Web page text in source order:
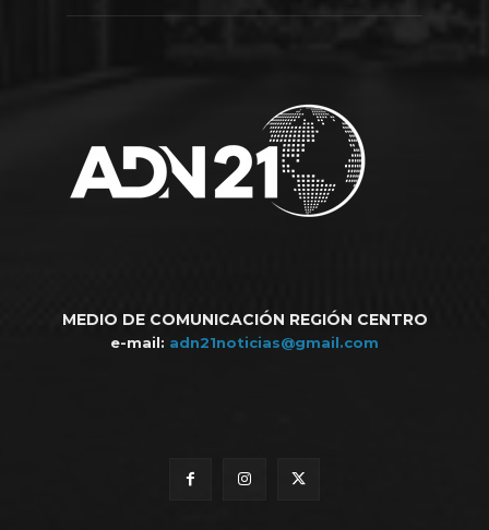
MEDIO DE COMUNICACIÓN REGIÓN CENTRO
e-mail: adn21noticias@gmail.com